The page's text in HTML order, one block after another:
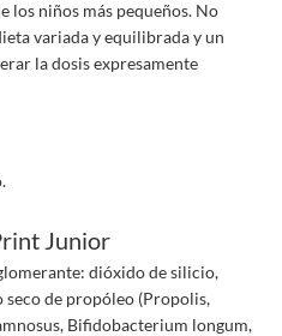
los niños más pequeños. No
variada y equilibrada y un
la dosis expresamente
Junior
dióxido de silicio,
de propóleo (Propolis,
Bifidobacterium longum,